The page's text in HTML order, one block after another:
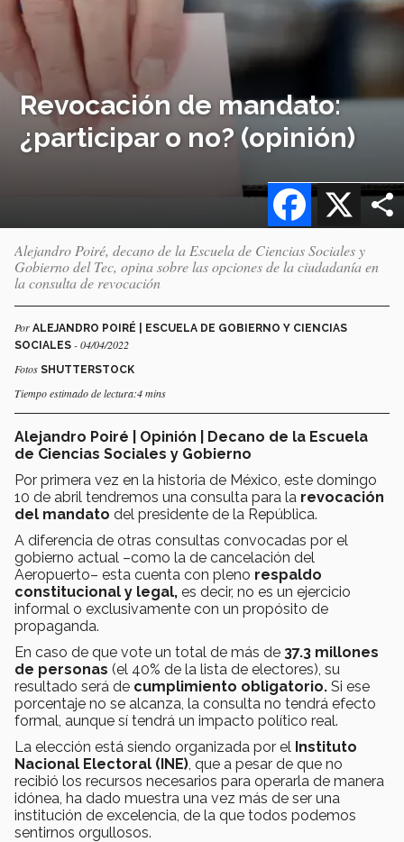
Revocación de mandato:
¿participar o no? (opinión)
X
Facebook
Alejandro Poiré, decano de la Escuela de Ciencias Sociales y
Gobierno del Tec, opina sobre las opciones de la ciudadanía en
la consulta de revocación
Por ALEJANDRO POIRÉ | ESCUELA DE GOBIERNO Y CIENCIAS
SOCIALES - 04/04/2022
Fotos SHUTTERSTOCK
Tiempo estimado de lectura:4 mins
Alejandro Poiré | Opinión | Decano de la Escuela
de Ciencias Sociales y Gobierno
Por primera vez en la historia de México, este domingo
10 de abril tendremos una consulta para la revocación
del mandato del presidente de la República.
A diferencia de otras consultas convocadas por el
gobierno actual –como la de cancelación del
Aeropuerto– esta cuenta con pleno respaldo
constitucional y legal, es decir, no es un ejercicio
informal o exclusivamente con un propósito de
propaganda.
En caso de que vote un total de más de 37.3 millones
de personas (el 40% de la lista de electores), su
resultado será de cumplimiento obligatorio. Si ese
porcentaje no se alcanza, la consulta no tendrá efecto
formal, aunque sí tendrá un impacto político real.
La elección está siendo organizada por el Instituto
Nacional Electoral (INE) , que a pesar de que no
recibió los recursos necesarios para operarla de manera
idónea, ha dado muestra una vez más de ser una
institución de excelencia, de la que todos podemos
sentirnos orgullosos.